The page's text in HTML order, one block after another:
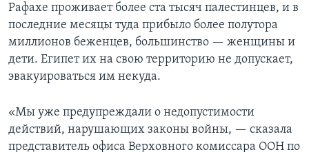
Рафахе проживает более ста тысяч палестинцев, и в
последние месяцы туда прибыло более полутора
миллионов беженцев, большинство — женщины и
дети. Египет их на свою территорию не допускает,
эвакуироваться им некуда.
«Мы уже предупреждали о недопустимости
действий, нарушающих законы войны, — сказала
представитель офиса Верховного комиссара ООН по